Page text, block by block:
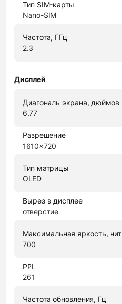
Тип SIM-карты
Nano-SIM
Частота, ГГц
2.3
Дисплей
Диагональ экрана, дюймов
6.77
Разрешение
1610x720
Тип матрицы
OLED
Вырез в дисплее
отверстие
Максимальная яркость, нит
700
PPI
261
Частота обновления, Гц